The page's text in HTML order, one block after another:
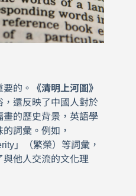
的。
《清明上河圖》
，還反映了中國人對於
的歷史背景，英語學
詞彙。例如，
」（繁榮）等詞彙，
他人交流的文化理